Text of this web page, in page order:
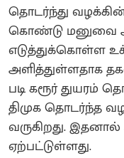
தொடர்ந்து
கொண்டு மனுவை
எடுத்துக்கொள்ள
அளித்துள்ளதாக
படி கரூர் துயரம்
திமுக தொடர்ந்த
வருகிறது.
ஏற்பட்டுள்ளது.